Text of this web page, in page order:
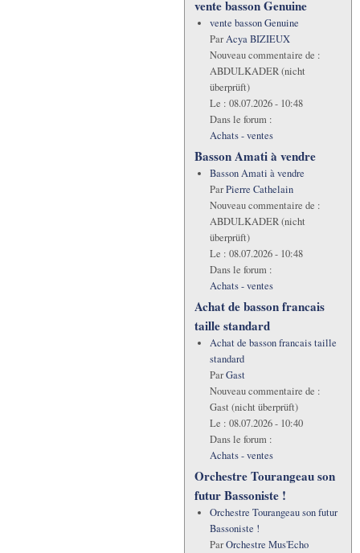
vente basson Genuine
vente basson Genuine
ParAcya BIZIEUX
Nouveau commentaire de :
ABDULKADER (nicht
überprüft)
Le : 08.07.2026 - 10:48
Dans le forum :
Achats - ventes
Basson Amati à vendre
Basson Amati à vendre
ParPierre Cathelain
Nouveau commentaire de :
ABDULKADER (nicht
überprüft)
Le : 08.07.2026 - 10:48
Dans le forum :
Achats - ventes
Achat de basson francais
taille standard
Achat de basson francais taille
standard
ParGast
Nouveau commentaire de :
Gast (nicht überprüft)
Le : 08.07.2026 - 10:40
Dans le forum :
Achats - ventes
Orchestre Tourangeau son
futur Bassoniste !
Orchestre Tourangeau son futur
Bassoniste !
ParOrchestre Mus'Echo